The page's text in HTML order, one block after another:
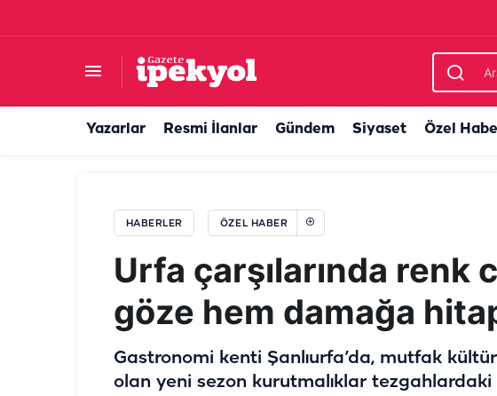
Yazarlar Resmi İlanlar Gündem Siyaset Özel
HABERLER ÖZEL HABER
Urfa çarşılarında renk
göze hem damağa
Gastronomi kenti Şanlıurfa’da, mutfak
olan yeni sezon kurutmalıklar tezgahlardaki